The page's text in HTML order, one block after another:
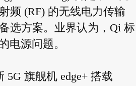
频 (RF) 的无线电力传输
选方案。业界认为，Qi 标
电源问题。
5G 旗舰机 edge+ 搭载